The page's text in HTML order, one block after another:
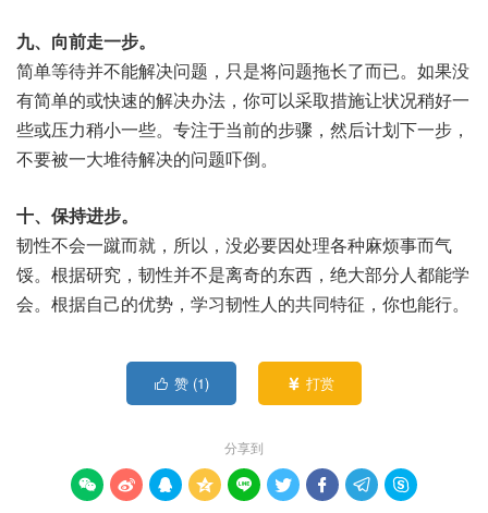
九、向前走一步。
简单等待并不能解决问题，只是将问题拖长了而已。如果没
有简单的或快速的解决办法，你可以采取措施让状况稍好一
些或压力稍小一些。专注于当前的步骤，然后计划下一步，
不要被一大堆待解决的问题吓倒。
十、保持进步。
韧性不会一蹴而就，所以，没必要因处理各种麻烦事而气
馁。根据研究，韧性并不是离奇的东西，绝大部分人都能学
会。根据自己的优势，学习韧性人的共同特征，你也能行。
 赞 (1)  打赏
分享到
        